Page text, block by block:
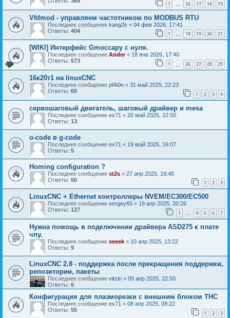
1 … 16 17 18 19
Vfdmod - управляем частотником по MODBUS RTU
Последнее сообщение kang2k « 04 фев 2026, 17:41
Ответы: 404 1 18 19 20 21
[WIKI] Интерфейс Gmoccapy с нуля.
Последнее сообщение Ander« 18 янв 2026, 17:40
Ответы: 573 1 26 27 28 29
16к20т1 на linuxCNC
Последнее сообщение pl4t0n « 31 май 2025, 22:23
Ответы: 60 1 2 3 4
сервошаговый двигатель, шаговый драйвер и mesa
Последнее сообщение ex71 « 20 май 2025, 22:50
Ответы: 13
o-code в g-code
Последнее сообщение ex71 « 19 май 2025, 16:07
Ответы: 5
Homing configuration ?
Последнее сообщение st2s « 27 апр 2025, 19:40
Ответы: 50 1 2 3
LinuxCNC + Ethernet контроллеры NVEM/EC300/EC500
Последнее сообщение sergey65 « 19 апр 2025, 20:26
Ответы: 127 1 … 4 5 6 7
Нужна помощь в подключении драйвера ASD275 к плате
чпу.
Последнее сообщение xeeek « 10 апр 2025, 13:22
Ответы: 9
LinuxCNC 2.8 - поддержка после прекращения поддержки,
репозитории, пакеты
Последнее сообщение vitzin « 09 апр 2025, 22:50
Ответы: 6
Конфигурация для плазморезки с внешним блоком THC
Последнее сообщение ex71 « 08 апр 2025, 09:22
Ответы: 55 1 2 3